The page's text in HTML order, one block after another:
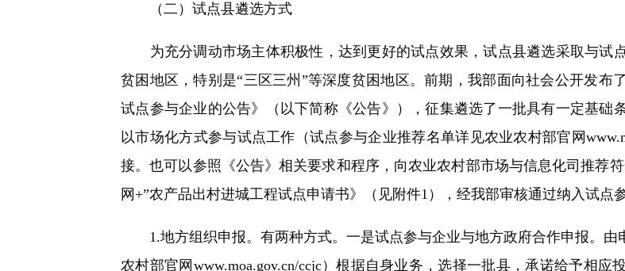
（二）试点县遴选方式
为充分调动市场主体积极性，达到更好的试点效果，试点县遴选采取与试
贫困地区，特别是“三区三州”等深度贫困地区。前期，我部面向社会公开发布
试点参与企业的公告》（以下简称《公告》），征集遴选了一批具有一定基础
以市场化方式参与试点工作（试点参与企业推荐名单详见农业农村部官网
接。也可以参照《公告》相关要求和程序，向农业农村部市场与信息化司推荐
网+”农产品出村进城工程试点申请书》（见附件1），经我部审核通过纳入试点
1.地方组织申报。有两种方式。一是试点参与企业与地方政府合作申报。由
农村部官网www.moa.gov.cn/ccjc）根据自身业务，选择一批县，承诺给予相